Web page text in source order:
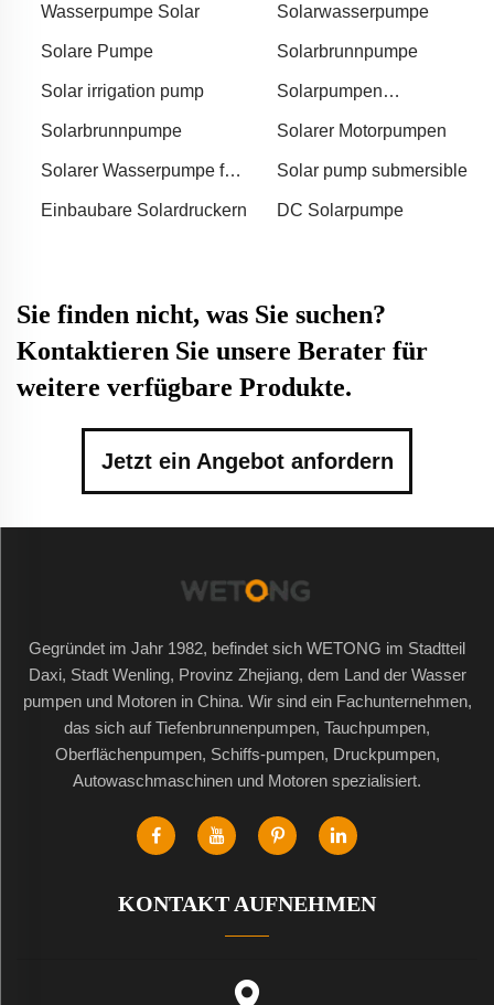
Wasserpumpe Solar Solarwasserpumpe
Solare Pumpe Solarbrunnpumpe
Solar irrigation pump
Solarpumpen
Solarbrunnpumpe
Solarer Motorpumpen
Solarer Wasserpumpe für
Solar pump submersible
Einbaubare Solardruckern DC Solarpumpe
Sie finden nicht, was Sie suchen?
Kontaktieren Sie unsere Berater für
weitere verfügbare Produkte.
Jetzt ein Angebot anfordern
Gegründet im Jahr 1982, befindet sich WETONG im Stadtteil
Daxi, Stadt Wenling, Provinz Zhejiang, dem Land der Wasser
pumpen und Motoren in China. Wir sind ein Fachunternehmen,
das sich auf Tiefenbrunnenpumpen, Tauchpumpen,
Oberflächenpumpen, Schiffs-pumpen, Druckpumpen,
Autowaschmaschinen und Motoren spezialisiert.
KONTAKT AUFNEHMEN